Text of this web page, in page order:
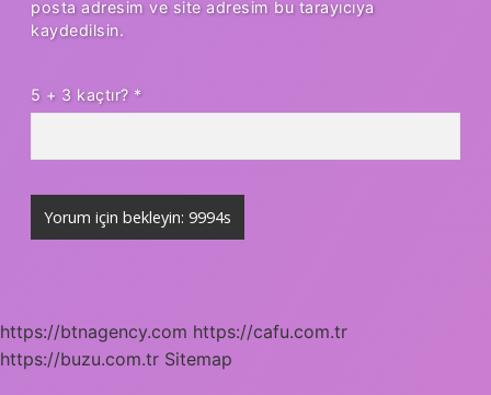
posta adresim ve site adresim bu tarayıcıya
kaydedilsin.
5 + 3 kaçtır? *
https://btnagency.com https://cafu.com.tr
https://buzu.com.tr Sitemap